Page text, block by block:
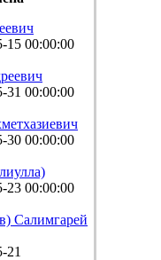
15 00:00:00
31 00:00:00
30 00:00:00
23 00:00:00
Салимгарей
21